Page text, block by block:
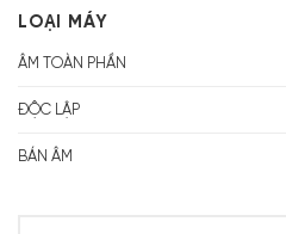
LOẠI MÁY
ÂM TOÀN PHẦN
ĐỘC LẬP
BÁN ÂM